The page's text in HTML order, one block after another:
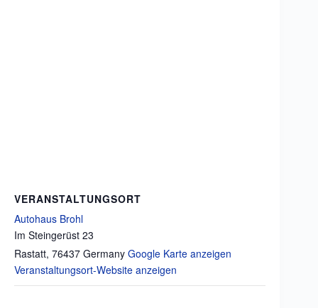
VERANSTALTUNGSORT
Autohaus Brohl
Im Steingerüst 23
Rastatt, 76437 Germany Google Karte anzeigen
Veranstaltungsort-Website anzeigen